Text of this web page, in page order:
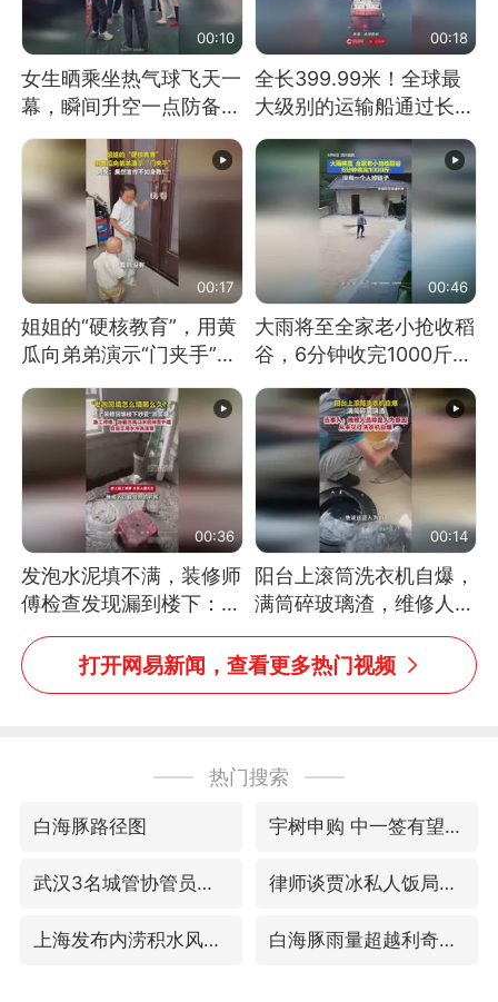
00:10
女生晒乘坐热气球飞天一
幕，瞬间升空一点防备都
没有
00:18
全长399.99米！全球最
大级别的运输船通过长江
大桥这一幕，太震撼了！
00:17
姐姐的“硬核教育”，用黄
瓜向弟弟演示“门夹手”，
网友：果然言传不如身
教！
00:46
大雨将至全家老小抢收稻
谷，6分钟收完1000斤，
没有一个人掉链子
00:36
发泡水泥填不满，装修师
傅检查发现漏到楼下：出
风口未延伸到外墙
00:14
阳台上滚筒洗衣机自爆，
满筒碎玻璃渣，维修人员
称是人为原因，从未见过
洗衣机自爆
打开网易新闻，查看更多热门视频
热门搜索
白海豚路径图 宇树申购 中一签有望赚20万元
武汉3名城管协管员殴打摊主被刑拘 律师谈贾冰私人饭局被偷拍
上海发布内涝积水风险提示 白海豚雨量超越利奇马、巴威